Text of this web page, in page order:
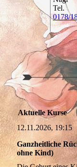
Tel.
0178/
Aktuelle Kurse
12.11.2026, 19:15
Ganzheitliche
ohne Kind)